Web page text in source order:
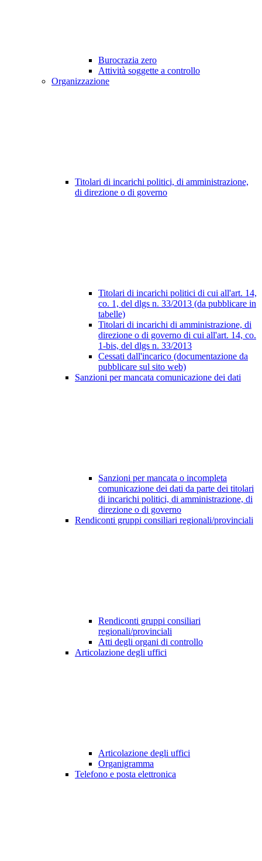
Burocrazia zero
Attività soggette a controllo
Organizzazione
Titolari di incarichi politici, di amministrazione,
di direzione o di governo
Titolari di incarichi politici di cui all'art. 14,
co. 1, del dlgs n. 33/2013 (da pubblicare in
tabelle)
Titolari di incarichi di amministrazione, di
direzione o di governo di cui all'art. 14, co.
1-bis, del dlgs n. 33/2013
Cessati dall'incarico (documentazione da
pubblicare sul sito web)
Sanzioni per mancata comunicazione dei dati
Sanzioni per mancata o incompleta
comunicazione dei dati da parte dei titolari
di incarichi politici, di amministrazione, di
direzione o di governo
Rendiconti gruppi consiliari regionali/provinciali
Rendiconti gruppi consiliari
regionali/provinciali
Atti degli organi di controllo
Articolazione degli uffici
Articolazione degli uffici
Organigramma
Telefono e posta elettronica